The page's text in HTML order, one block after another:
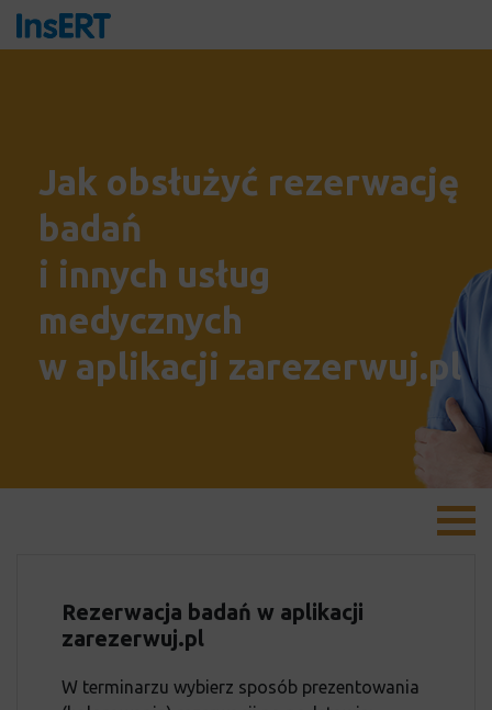
Jak obsłużyć rezerwację
badań
i innych usług
medycznych
w aplikacji zarezerwuj.pl
Rezerwacja badań w aplikacji
zarezerwuj.pl
W terminarzu wybierz sposób prezentowania